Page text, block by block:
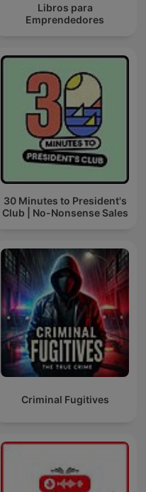
Libros para
Emprendedores
30 Minutes to President's
Club | No-Nonsense Sales
Criminal Fugitives